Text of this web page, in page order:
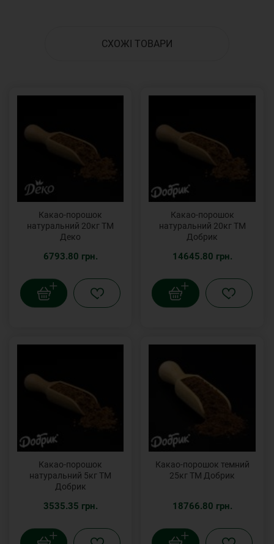
СХОЖІ ТОВАРИ
Какао-порошок
натуральний 20кг ТМ
Деко
6793.80 грн.
Какао-порошок
натуральний 20кг ТМ
Добрик
14645.80 грн.
Какао-порошок
натуральний 5кг ТМ
Добрик
3535.35 грн.
Какао-порошок темний
25кг ТМ Добрик
18766.80 грн.